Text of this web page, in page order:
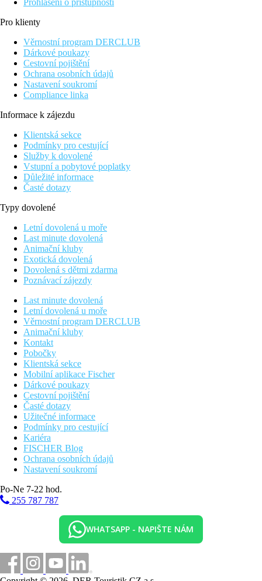
Pro klienty
Věrnostní program DERCLUB
Dárkové poukazy
Cestovní pojištění
Ochrana osobních údajů
Nastavení soukromí
Compliance linka
Informace k zájezdu
Klientská sekce
Podmínky pro cestující
Služby k dovolené
Vstupní a pobytové poplatky
Důležité informace
Časté dotazy
Typy dovolené
Letní dovolená u moře
Last minute dovolená
Animační kluby
Exotická dovolená
Dovolená s dětmi zdarma
Poznávací zájezdy
Last minute dovolená
Letní dovolená u moře
Věrnostní program DERCLUB
Animační kluby
Kontakt
Pobočky
Klientská sekce
Mobilní aplikace Fischer
Dárkové poukazy
Cestovní pojištění
Časté dotazy
Užitečné informace
Podmínky pro cestující
Kariéra
FISCHER Blog
Ochrana osobních údajů
Nastavení soukromí
Po-Ne 7-22 hod.
255 787 787
WHATSAPP - NAPIŠTE NÁM